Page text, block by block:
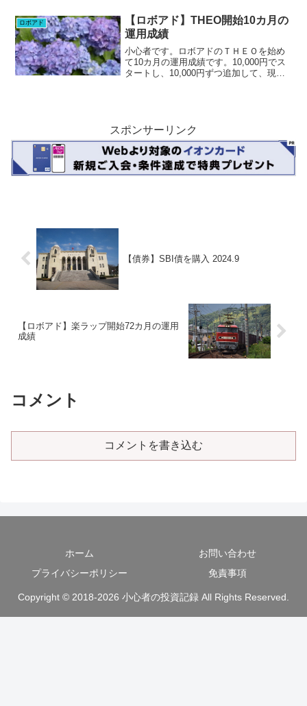
+31.67%でした。先月の+...
ロボアド
【ロボアド】THEO開始10カ月の
運用成績
小心者です。ロボアドのＴＨＥＯを始め
て10カ月の運用成績です。10,000円でス
タートし、10,000円ずつ追加して、現在
スポンサーリンク
【債券】SBI債を購入 2024.9
【ロボアド】楽ラップ開始72カ月の運用
成績
コメント
コメントを書き込む
ホーム
お問い合わせ
プライバシーポリシー
免責事項
Copyright © 2018-2026 小心者の投資記録 All Rights Reserved.